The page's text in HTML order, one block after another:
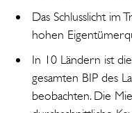
Das Schlusslicht im
hohen
In 10 Ländern ist
gesamten BIP des
beobachten. Die